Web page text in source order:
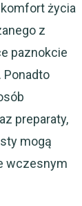
życia
z
paznokcie
Ponadto
preparaty,
mogą
wczesnym